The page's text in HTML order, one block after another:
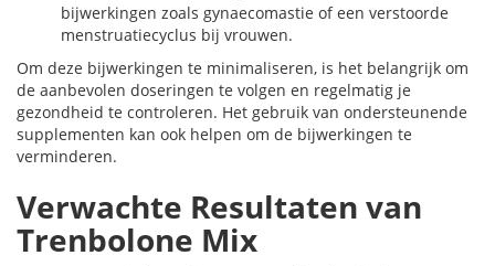
bijwerkingen zoals gynaecomastie of een verstoorde
menstruatiecyclus bij vrouwen.
Om deze bijwerkingen te minimaliseren, is het belangrijk om
de aanbevolen doseringen te volgen en regelmatig je
gezondheid te controleren. Het gebruik van ondersteunende
supplementen kan ook helpen om de bijwerkingen te
verminderen.
Verwachte Resultaten van
Trenbolone Mix